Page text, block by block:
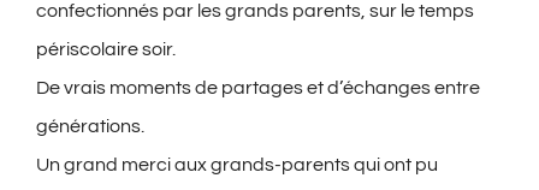
confectionnés par les grands parents, sur le temps
périscolaire soir.
De vrais moments de partages et d’échanges entre
générations.
Un grand merci aux grands-parents qui ont pu